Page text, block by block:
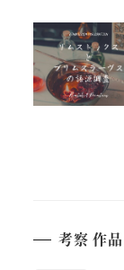
考察 作